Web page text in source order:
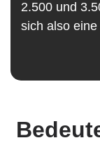
2.500 und
sich also